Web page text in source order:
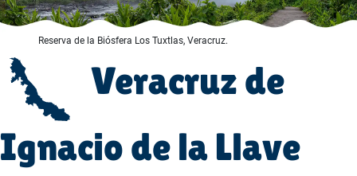
Reserva de la Biósfera Los Tuxtlas, Veracruz.
Veracruz de
Ignacio de la Llave